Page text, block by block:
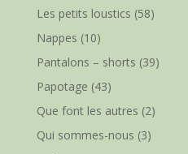
Les petits loustics (58)
Nappes (10)
Pantalons – shorts (39)
Papotage (43)
Que font les autres (2)
Qui sommes-nous (3)